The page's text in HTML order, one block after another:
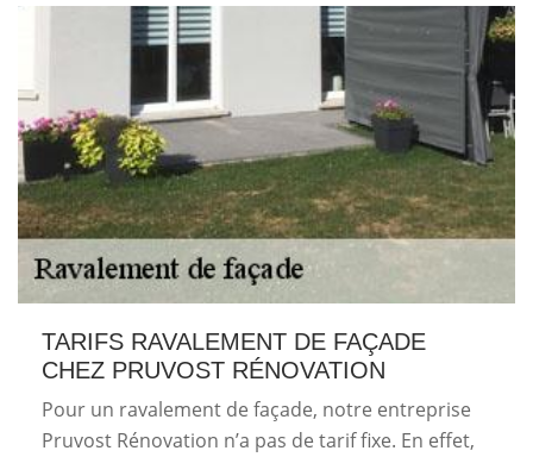
TARIFS RAVALEMENT DE FAÇADE
CHEZ PRUVOST RÉNOVATION
Pour un ravalement de façade, notre entreprise
Pruvost Rénovation n’a pas de tarif fixe. En effet,